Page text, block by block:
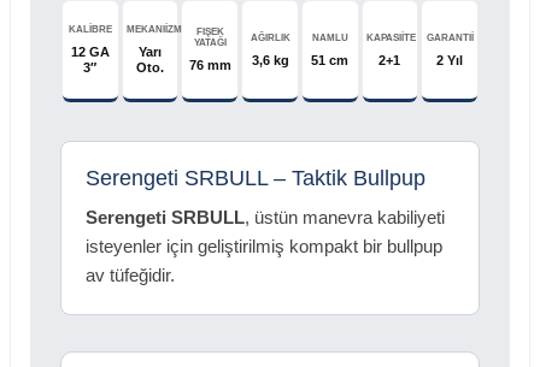
KALİBRE
12 GA
3″
MEKANIİZMA
Yarı
Oto.
FIŞEK
YATAĞI
76 mm
AĞIRLIK
3,6 kg
NAMLU
51 cm
KAPASIİTE
2+1
GARANTIİ
2 Yıl
Serengeti SRBULL – Taktik Bullpup
Serengeti SRBULL, üstün manevra kabiliyeti
isteyenler için geliştirilmiş kompakt bir bullpup
av tüfeğidir.